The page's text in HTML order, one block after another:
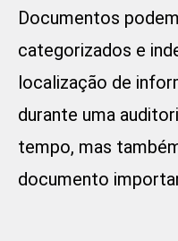
Documentos
categorizados e
localização de
durante uma
tempo, mas
documento